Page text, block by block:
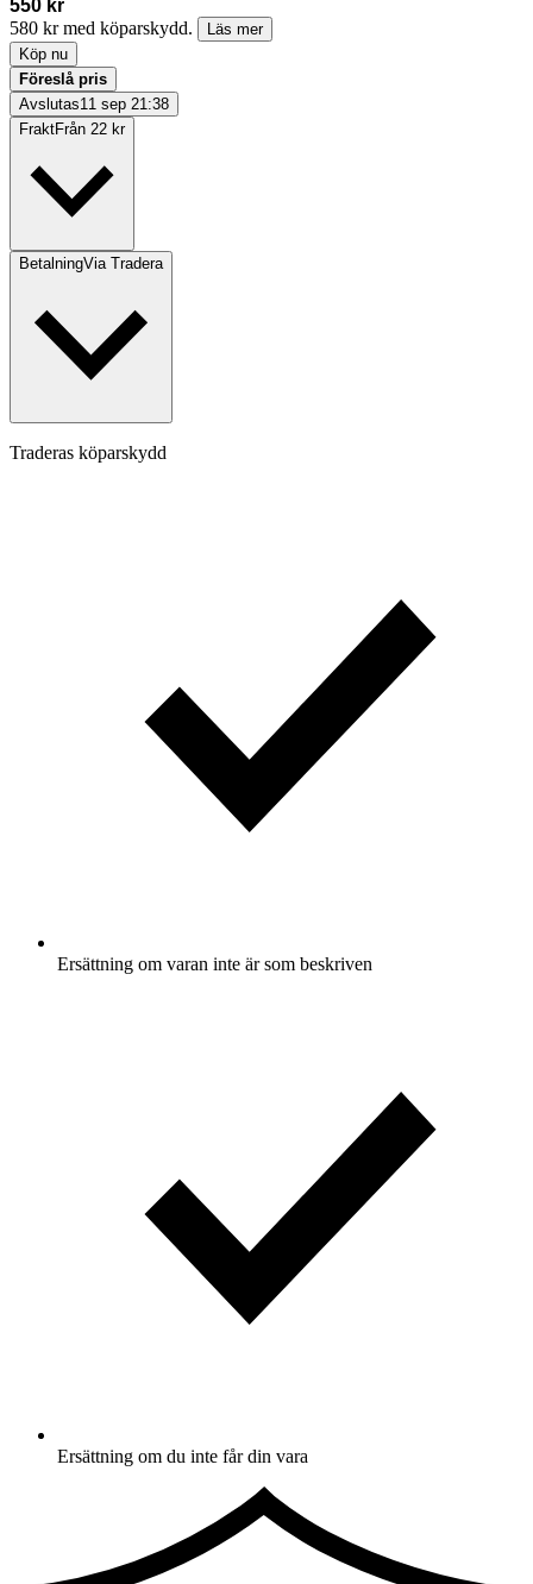
550 kr
580 kr med köparskydd.
Läs mer
Köp nu
Föreslå pris
Avslutas11 sep 21:38
FraktFrån 22 kr
BetalningVia Tradera
Traderas köparskydd
Ersättning om varan inte är som beskriven
Ersättning om du inte får din vara